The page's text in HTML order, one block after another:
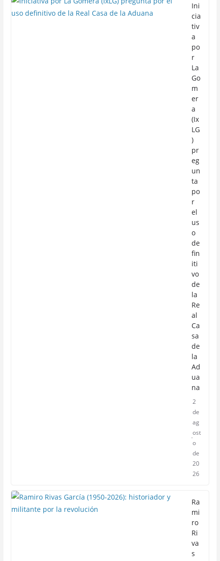
Ini
cia
tiv
a
po
r
La
Go
m
er
a
(Ix
LG
)
pr
eg
un
ta
po
r
el
us
o
de
fin
iti
vo
de
la
Re
al
Ca
sa
de
la
Ad
ua
na
2
de
ag
ost
o
de
20
26
Ra
mi
ro
Ri
va
s